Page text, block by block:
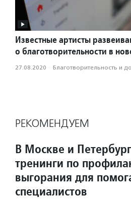
Известные артисты
о благотворительности в
27.08.2020 · Благотвори­тель­ность и
РЕКОМЕНДУЕМ
В Москве и
тренинги по
выгорания для
специалистов